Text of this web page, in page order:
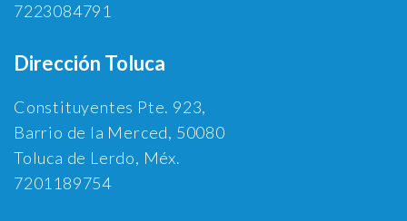
7223084791
Dirección Toluca
Constituyentes Pte. 923,
Barrio de la Merced, 50080
Toluca de Lerdo, Méx.
7201189754